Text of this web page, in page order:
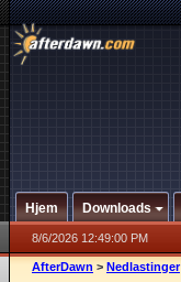
Hjem Downloads
8/6/2026 12:49:00 PM
AfterDawn > Nedlastinger